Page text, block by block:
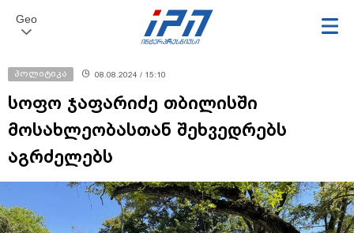
Geo
პოლიტიკა 08.08.2024 / 15:10
სოფო ჯაფარიძე თბილისში
მოსახლეობასთან შეხვედრებს
აგრძელებს